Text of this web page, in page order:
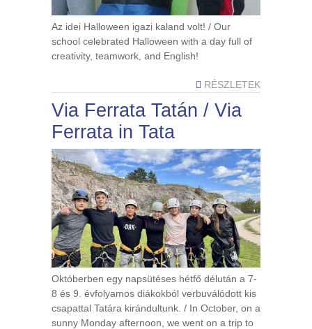
Az idei Halloween igazi kaland volt! / Our
school celebrated Halloween with a day full of
creativity, teamwork, and English!
RÉSZLETEK
Via Ferrata Tatán / Via
Ferrata in Tata
Októberben egy napsütéses hétfő délután a 7-
8 és 9. évfolyamos diákokból verbuválódott kis
csapattal Tatára kirándultunk. / In October, on a
sunny Monday afternoon, we went on a trip to